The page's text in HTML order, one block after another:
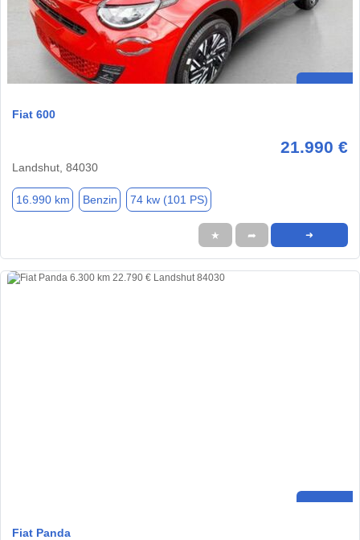
Fiat 600
21.990 €
Landshut, 84030
16.990 km Benzin 74 kw (101 PS)
★ ➦ ➜
Fiat Panda